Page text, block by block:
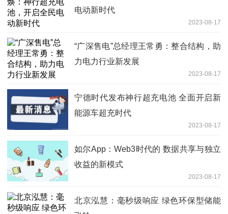
电动新时代
2023-08-17
“广深售电”总经理王常勇：整合结构，助
力电力行业新发展
2023-08-17
宁德时代发布神行超充电池 全面开启新
能源车超充时代
2023-08-17
如尔App：Web3时代的 数据共享与独立
收益的新模式
2023-08-17
北京泓慧：毫秒级响应 绿色环保型储能